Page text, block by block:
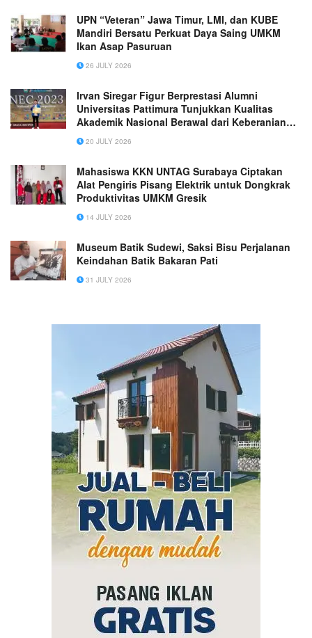
UPN “Veteran” Jawa Timur, LMI, dan KUBE
Mandiri Bersatu Perkuat Daya Saing UMKM
Ikan Asap Pasuruan
26 JULY 2026
Irvan Siregar Figur Berprestasi Alumni
Universitas Pattimura Tunjukkan Kualitas
Akademik Nasional Berawal dari Keberanian
Mengikuti Kompetisi Ilmiah
20 JULY 2026
Mahasiswa KKN UNTAG Surabaya Ciptakan
Alat Pengiris Pisang Elektrik untuk Dongkrak
Produktivitas UMKM Gresik
14 JULY 2026
Museum Batik Sudewi, Saksi Bisu Perjalanan
Keindahan Batik Bakaran Pati
31 JULY 2026